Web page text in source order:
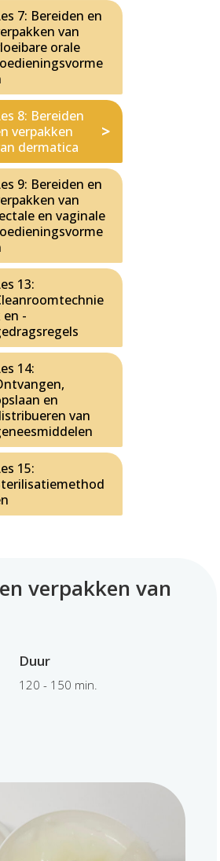
7: Bereiden en
van
orale
8: Bereiden
verpakken
dermatica
9: Bereiden en
van
en vaginale
13:
en -
14:
en
van
15:
verpakken van
Duur
120 - 150 min.